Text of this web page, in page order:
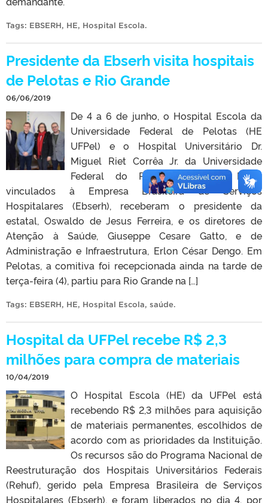
Tags: EBSERH, HE, Hospital Escola.
Presidente da Ebserh visita hospitais
de Pelotas e Rio Grande
06/06/2019
De 4 a 6 de junho, o Hospital Escola da
Universidade Federal de Pelotas (HE
UFPel) e o Hospital Universitário Dr.
Miguel Riet Corrêa Jr. da Universidade
Federal do Rio Grande (HU Furg),
vinculados à Empresa Brasileira de Serviços
Hospitalares (Ebserh), receberam o presidente da
estatal, Oswaldo de Jesus Ferreira, e os diretores de
Atenção à Saúde, Giuseppe Cesare Gatto, e de
Administração e Infraestrutura, Erlon César Dengo. Em
Pelotas, a comitiva foi recepcionada ainda na tarde de
terça-feira (4), partiu para Rio Grande na […]
Tags: EBSERH, HE, Hospital Escola, saúde.
Hospital da UFPel recebe R$ 2,3
milhões para compra de materiais
10/04/2019
O Hospital Escola (HE) da UFPel está
recebendo R$ 2,3 milhões para aquisição
de materiais permanentes, escolhidos de
acordo com as prioridades da Instituição.
Os recursos são do Programa Nacional de
Reestruturação dos Hospitais Universitários Federais
(Rehuf), gerido pela Empresa Brasileira de Serviços
Hospitalares (Ebserh), e foram liberados no dia 4, por